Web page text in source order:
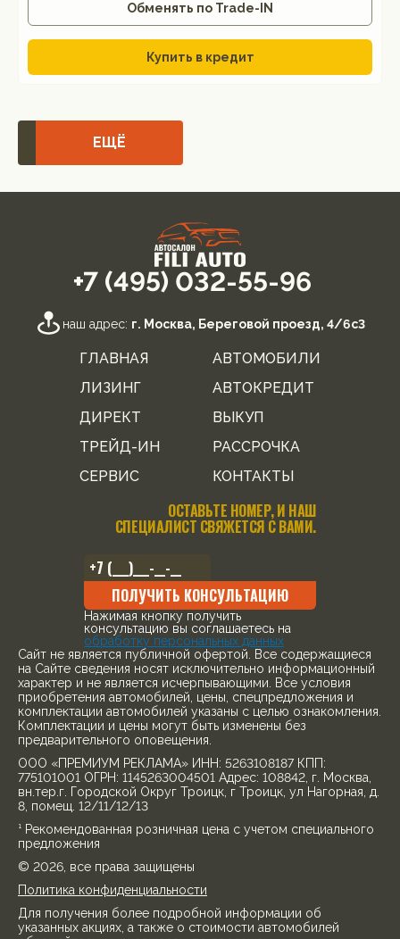
Обменять по Trade-IN
Купить в кредит
ЕЩЁ
+7 (495) 032-55-96
наш адрес: г. Москва, Береговой проезд, 4/6с3
ГЛАВНАЯ
АВТОМОБИЛИ
ЛИЗИНГ
АВТОКРЕДИТ
ДИРЕКТ
ВЫКУП
ТРЕЙД-ИН
РАССРОЧКА
СЕРВИС
КОНТАКТЫ
ОСТАВЬТЕ НОМЕР, И НАШ
СПЕЦИАЛИСТ СВЯЖЕТСЯ С ВАМИ.
ПОЛУЧИТЬ КОНСУЛЬТАЦИЮ
Нажимая кнопку получить
консультацию вы соглашаетесь на
обработку персональных данных
Cайт не является публичной офертой. Все содержащиеся
на Сайте сведения носят исключительно информационный
характер и не является исчерпывающими. Все условия
приобретения автомобилей, цены, спецпредложения и
комплектации автомобилей указаны с целью ознакомления.
Комплектации и цены могут быть изменены без
предварительного оповещения.
ООО «ПРЕМИУМ РЕКЛАМА» ИНН: 5263108187 КПП:
775101001 ОГРН: 1145263004501 Адрес: 108842, г. Москва,
вн.тер.г. Городской Округ Троицк, г Троицк, ул Нагорная, д.
8, помещ. 12/11/12/13
¹ Рекомендованная розничная цена с учетом специального
предложения
© 2026, все права защищены
Политика конфиденциальности
Для получения более подробной информации об
указанных акциях, а также о стоимости автомобилей